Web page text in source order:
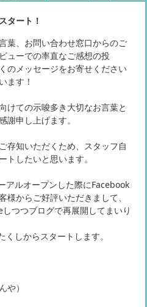
タート！
葉、お問い合わせ窓口からのご
ューでの率直なご感想の投
のメッセージをお寄せください
ます！
けての示唆多き大切なお言葉と
謝申し上げます。
存知いただくため、スタッフ自
トしたいと思います。
アルオープンした際にFacebook
様からご好評いただきまして、
つつブログで再展開してまいり
しからスタートします。
）